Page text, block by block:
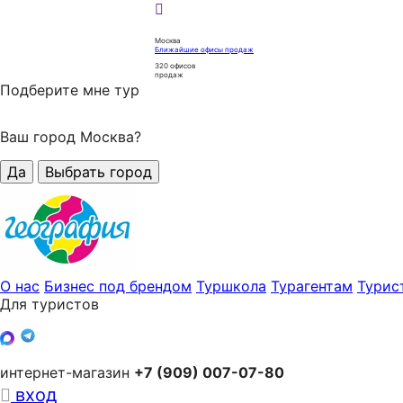
Москва
Ближайшие офисы продаж
320 офисов
продаж
Подберите мне тур
Ваш город Москва?
Да
Выбрать город
О нас Бизнес под брендом Туршкола Турагентам
Для туристов
интернет-магазин +7 (909) 007-07-80
вход